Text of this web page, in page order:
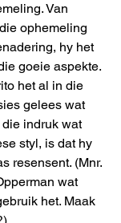
Van
ophemeling
hy het
goeie aspekte.
het al in die
gelees wat
indruk wat
styl, is dat hy
resensent. (Mnr.
wat
het. Maak